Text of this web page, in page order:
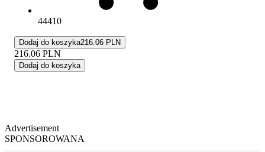
44410
Dodaj do koszyka216.06 PLN
216.06 PLN
Dodaj do koszyka
Advertisement
SPONSOROWANA